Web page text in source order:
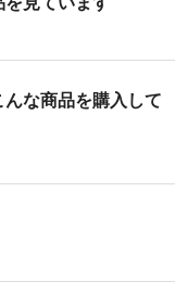
な商品を購入して